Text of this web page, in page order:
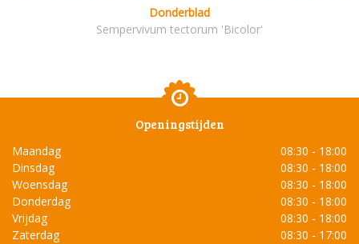
Donderblad
Sempervivum tectorum 'Bicolor'
Openingstijden
Maandag
08:30 - 18:00
Dinsdag
08:30 - 18:00
Woensdag
08:30 - 18:00
Donderdag
08:30 - 18:00
Vrijdag
08:30 - 18:00
Zaterdag
08:30 - 17:00